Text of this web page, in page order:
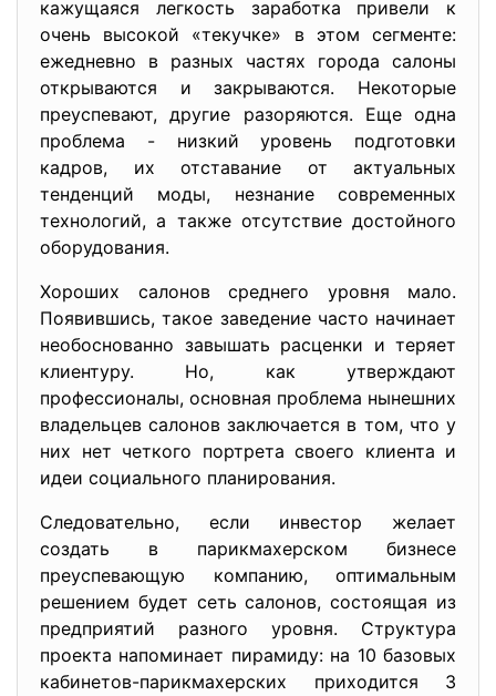
кажущаяся легкость заработка привели к
очень высокой «текучке» в этом сегменте:
ежедневно в разных частях города салоны
открываются и закрываются. Некоторые
преуспевают, другие разоряются. Еще одна
проблема - низкий уровень подготовки
кадров, их отставание от актуальных
тенденций моды, незнание современных
технологий, а также отсутствие достойного
оборудования.
Хороших салонов среднего уровня мало.
Появившись, такое заведение часто начинает
необоснованно завышать расценки и теряет
клиентуру. Но, как утверждают
профессионалы, основная проблема нынешних
владельцев салонов заключается в том, что у
них нет четкого портрета своего клиента и
идеи социального планирования.
Следовательно, если инвестор желает
создать в парикмахерском бизнесе
преуспевающую компанию, оптимальным
решением будет сеть салонов, состоящая из
предприятий разного уровня. Структура
проекта напоминает пирамиду: на 10 базовых
кабинетов-парикмахерских приходится 3